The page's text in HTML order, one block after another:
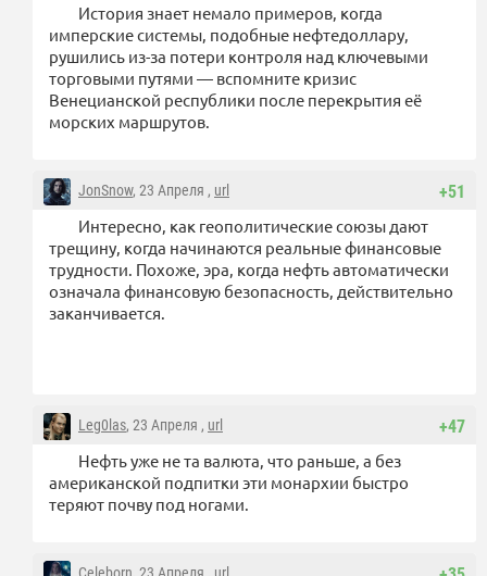
История знает немало примеров, когда
имперские системы, подобные нефтедоллару,
рушились из-за потери контроля над ключевыми
торговыми путями — вспомните кризис
Венецианской республики после перекрытия её
морских маршрутов.
+51
JonSnow, 23 Апреля , url
Интересно, как геополитические союзы дают
трещину, когда начинаются реальные финансовые
трудности. Похоже, эра, когда нефть автоматически
означала финансовую безопасность, действительно
заканчивается.
+47
Leg0las, 23 Апреля , url
Нефть уже не та валюта, что раньше, а без
американской подпитки эти монархии быстро
теряют почву под ногами.